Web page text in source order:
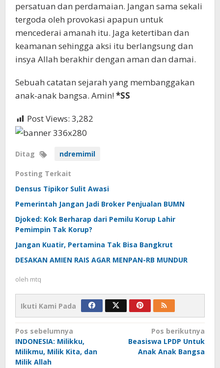
persatuan dan perdamaian. Jangan sama sekali
tergoda oleh provokasi apapun untuk
mencederai amanah itu. Jaga ketertiban dan
keamanan sehingga aksi itu berlangsung dan
insya Allah berakhir dengan aman dan damai.
Sebuah catatan sejarah yang membanggakan
anak-anak bangsa. Amin! *SS
Post Views: 3,282
Ditag ndremimil
Posting Terkait
Densus Tipikor Sulit Awasi
Pemerintah Jangan Jadi Broker Penjualan BUMN
Djoked: Kok Berharap dari Pemilu Korup Lahir
Pemimpin Tak Korup?
Jangan Kuatir, Pertamina Tak Bisa Bangkrut
DESAKAN AMIEN RAIS AGAR MENPAN-RB MUNDUR
oleh mtq
Ikuti Kami Pada
Navigasi
pos
Pos sebelumnya
INDONESIA: Milikku,
Milikmu, Milik Kita, dan
Milik Allah
Pos berikutnya
Beasiswa LPDP Untuk
Anak Anak Bangsa